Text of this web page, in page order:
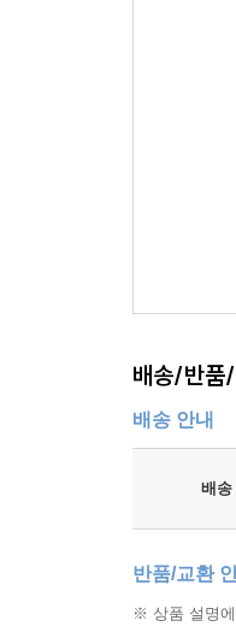
배송/반품
배송 안내
배송
반품/교환
※ 상품 설명